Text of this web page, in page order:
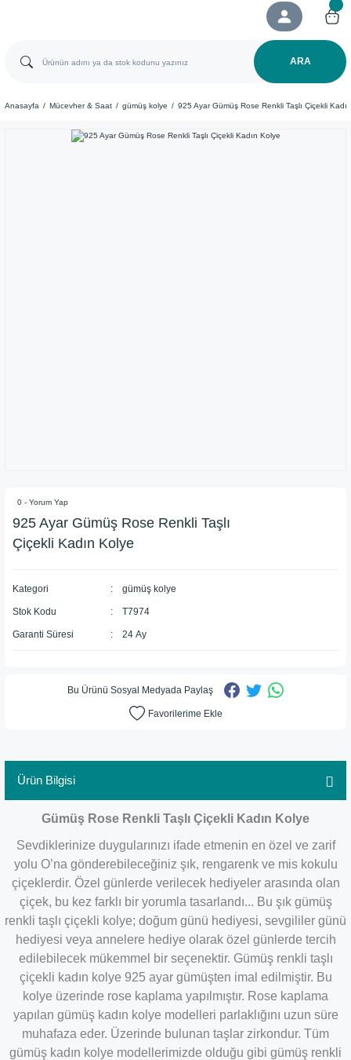
ARA
Anasayfa Mücevher & Saat gümüş kolye 925 Ayar Gümüş Rose Renkli Taşlı Çiçekli
0 - Yorum Yap
925 Ayar Gümüş Rose Renkli Taşlı
Çiçekli Kadın Kolye
Kategori gümüş kolye
Stok Kodu T7974
Garanti Süresi 24 Ay
Bu Ürünü Sosyal Medyada Paylaş
Ürün Bilgisi
​Gümüş Rose Renkli Taşlı Çiçekli Kadın Kolye
Sevdiklerinize duygularınızı ifade etmenin en özel ve zarif
yolu O’na gönderebileceğiniz şık, rengarenk ve mis kokulu
çiçeklerdir. Özel günlerde verilecek hediyeler arasında olan
çiçek, bu kez farklı bir yorumla tasarlandı... Bu şık gümüş
renkli taşlı çiçekli kolye; doğum günü hediyesi, sevgililer günü
hediyesi veya annelere hediye olarak özel günlerde tercih
edilebilecek mükemmel bir seçenektir. Gümüş renkli taşlı
çiçekli kadın kolye 925 ayar gümüşten imal edilmiştir. Bu
kolye üzerinde rose kaplama yapılmıştır. Rose kaplama
yapılan gümüş kadın kolye modelleri parlaklığını uzun süre
muhafaza eder. Üzerinde bulunan taşlar zirkondur. Tüm
gümüş kadın kolye modellerimizde olduğu gibi gümüş renkli